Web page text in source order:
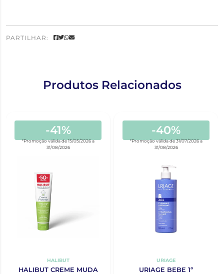
PARTILHAR:
Produtos Relacionados
-41%
*Promoção válida de 15/05/2026 a
31/08/2026
HALIBUT
HALIBUT CREME MUDA
-40%
*Promoção válida de 31/07/2026 a
31/08/2026
URIAGE
URIAGE BEBE 1º